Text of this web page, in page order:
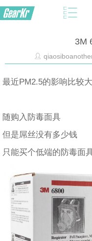
3M
最近PM2.5的影响比较
随购入防毒面具
但是屌丝没有多少钱
只能买个低端的防毒面